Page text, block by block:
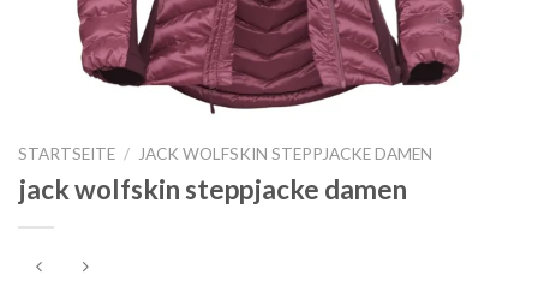
STARTSEITE / JACK WOLFSKIN STEPPJACKE DAMEN
jack wolfskin steppjacke damen